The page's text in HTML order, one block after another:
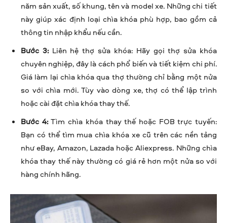
năm sản xuất, số khung, tên và model xe. Những chi tiết
này giúp xác định loại chìa khóa phù hợp, bao gồm cả
thông tin nhập khẩu nếu cần.
Bước 3:Liên hệ thợ sửa khóa: Hãy gọi thợ sửa khóa
chuyên nghiệp, đây là cách phổ biến và tiết kiệm chi phí.
Giá làm lại chìa khóa qua thợ thường chỉ bằng một nửa
so với chìa mới. Tùy vào dòng xe, thợ có thể lập trình
hoặc cài đặt chìa khóa thay thế.
Bước 4:Tìm chìa khóa thay thế hoặc FOB trực tuyến:
Bạn có thể tìm mua chìa khóa xe cũ trên các nền tảng
như eBay, Amazon, Lazada hoặc Aliexpress. Những chìa
khóa thay thế này thường có giá rẻ hơn một nửa so với
hàng chính hãng.